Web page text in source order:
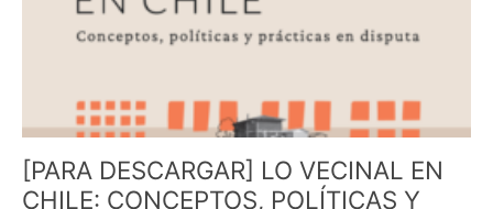
[PARA DESCARGAR] LO VECINAL EN
CHILE: CONCEPTOS, POLÍTICAS Y